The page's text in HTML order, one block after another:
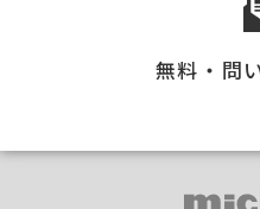
無料・問